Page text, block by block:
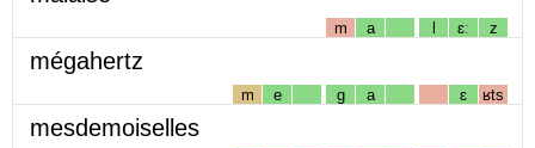
m a l ɛː z
mégahertz
m e g a ɛ ʁts
mesdemoiselles